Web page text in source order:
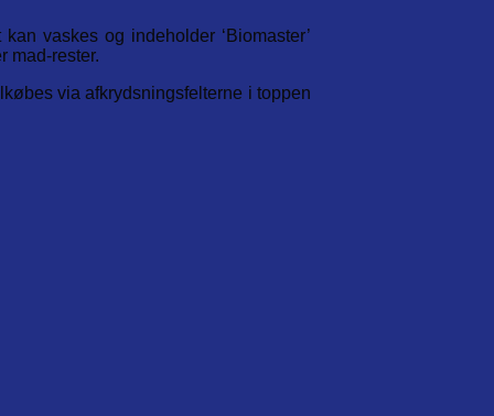
vaskes og indeholder ‘Biomaster’
mad-rester.
via afkrydsningsfelterne i toppen